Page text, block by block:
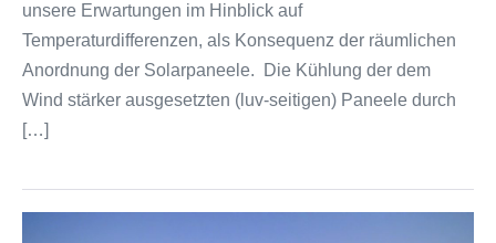
unsere Erwartungen im Hinblick auf
Temperaturdifferenzen, als Konsequenz der räumlichen
Anordnung der Solarpaneele. Die Kühlung der dem
Wind stärker ausgesetzten (luv-seitigen) Paneele durch
[…]